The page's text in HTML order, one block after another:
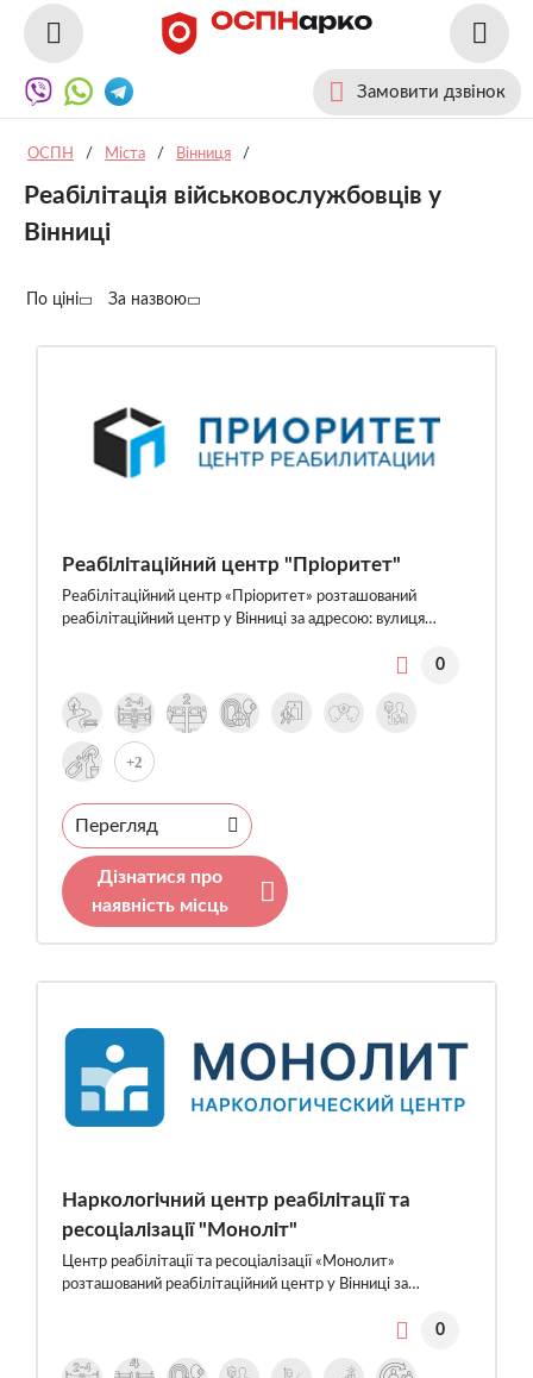
Замовити дзвінок
ОСПН / Міста / Вінниця /
Реабілітація військовослужбовців у
Вінниці
По ціні За назвою
Реабілітаційний центр "Пріоритет"
Реабілітаційний центр «Пріоритет» розташований
реабілітаційний центр у Вінниці за адресою: вулиця…
0
+2
Перегляд
Дізнатися про
наявність місць
Наркологічний центр реабілітації та
ресоціалізації "Моноліт"
Центр реабілітації та ресоціалізації «Монолит»
розташований реабілітаційний центр у Вінниці за…
0